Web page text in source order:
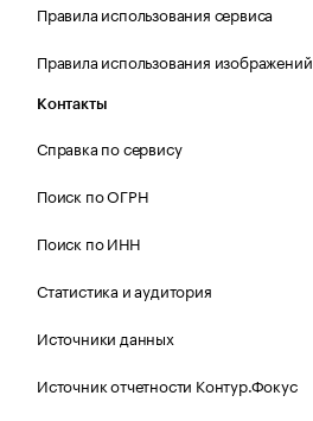
Правила использования сервиса
Правила использования изображений
Контакты
Справка по сервису
Поиск по ОГРН
Поиск по ИНН
Статистика и аудитория
Источники данных
Источник отчетности Контур.Фокус